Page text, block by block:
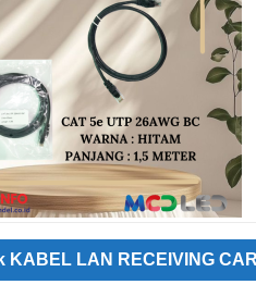
KABEL LAN RECEIVING